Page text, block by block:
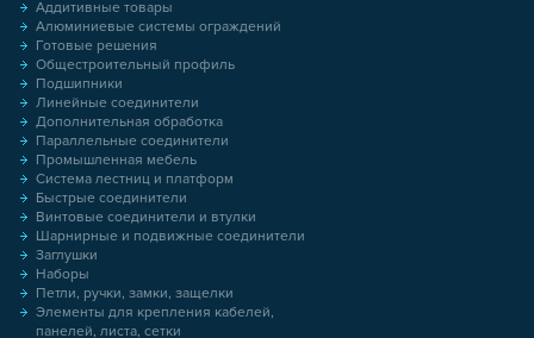
Аддитивные товары
Алюминиевые системы ограждений
Готовые решения
Общестроительный профиль
Подшипники
Линейные соединители
Дополнительная обработка
Параллельные соединители
Промышленная мебель
Система лестниц и платформ
Быстрые соединители
Винтовые соединители и втулки
Шарнирные и подвижные соединители
Заглушки
Наборы
Петли, ручки, замки, защелки
Элементы для крепления кабелей,
панелей, листа, сетки